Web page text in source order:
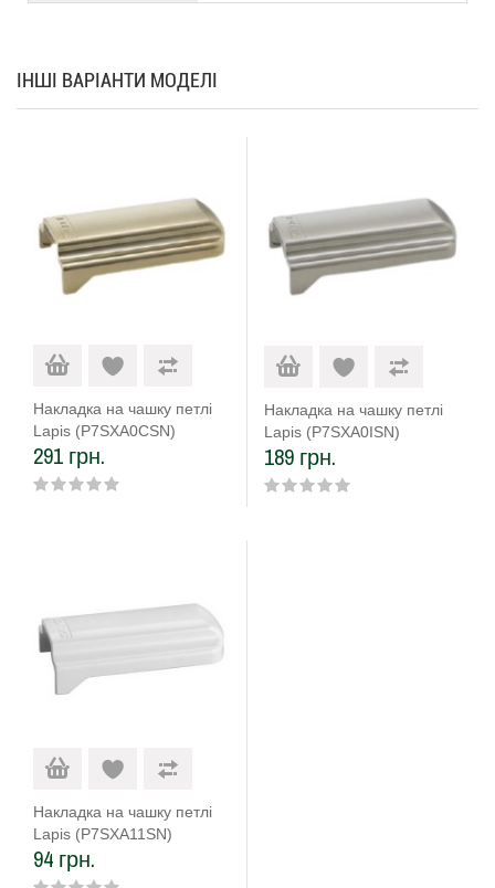
ІНШІ ВАРІАНТИ МОДЕЛІ
Накладка на чашку петлі
Lapis (P7SXA0CSN)
291 грн.
Накладка на чашку петлі
Lapis (P7SXA0ISN)
оздоблення нержавіюча
сталь
189 грн.
Накладка на чашку петлі
Lapis (P7SXA11SN)
оздоблення біла матова
94 грн.